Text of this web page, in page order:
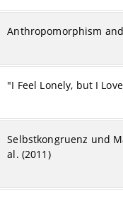
Anthropomorphism
"I Feel Lonely, but I
Selbstkongruenz und
al. (2011)